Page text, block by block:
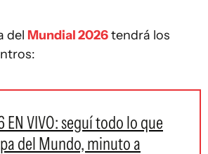
del Mundial 2026tendrá los
VIVO: seguí todo lo que
del Mundo, minuto a